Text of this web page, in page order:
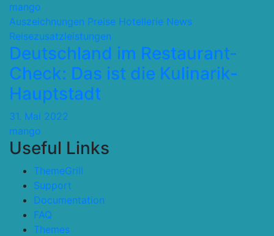
mango
Auszeichnungen Preise Hotellerie News
Reisezusatzleistungen
Deutschland im Restaurant-
Check: Das ist die Kulinarik-
Hauptstadt
31. Mai 2022
mango
Useful Links
ThemeGrill
Support
Documentation
FAQ
Themes